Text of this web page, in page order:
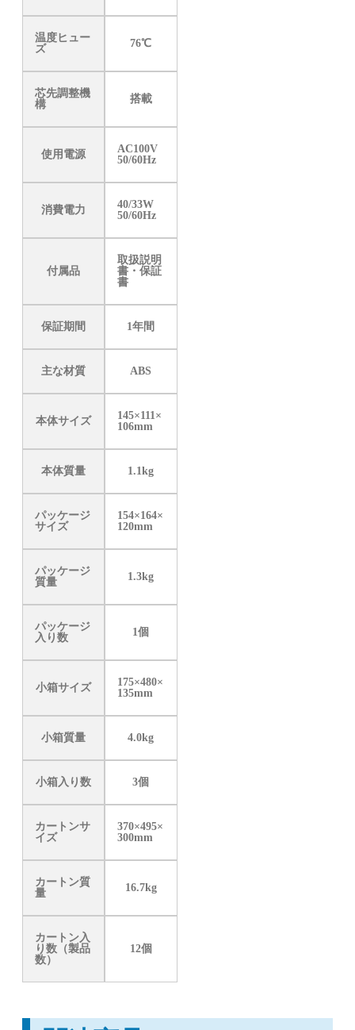
温度ヒュー
ズ
76℃
芯先調整機
構
搭載
使用電源
AC100V
50/60Hz
消費電力
40/33W
50/60Hz
付属品
取扱説明
書・保証
書
保証期間 1年間
主な材質 ABS
本体サイズ
145×111×
106mm
本体質量 1.1kg
パッケージ
サイズ
154×164×
120mm
パッケージ
質量
1.3kg
パッケージ
入り数
1個
小箱サイズ
175×480×
135mm
小箱質量 4.0kg
小箱入り数 3個
カートンサ
イズ
370×495×
300mm
カートン質
量
16.7kg
カートン入
り数（製品
数）
12個